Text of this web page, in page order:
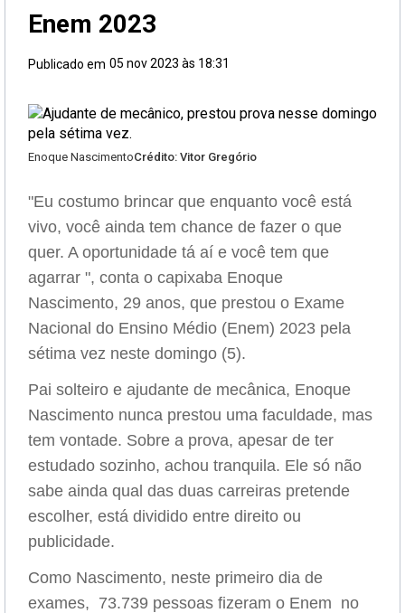
Enem 2023
Publicado em 05 nov 2023 às 18:31
Enoque NascimentoCrédito: Vitor Gregório
"Eu costumo brincar que enquanto você está
vivo, você ainda tem chance de fazer o que
quer. A oportunidade tá aí e você tem que
agarrar ", conta o capixaba Enoque
Nascimento, 29 anos, que prestou o Exame
Nacional do Ensino Médio (Enem) 2023 pela
sétima vez neste domingo (5).
Pai solteiro e ajudante de mecânica, Enoque
Nascimento nunca prestou uma faculdade, mas
tem vontade. Sobre a prova, apesar de ter
estudado sozinho, achou tranquila. Ele só não
sabe ainda qual das duas carreiras pretende
escolher, está dividido entre direito ou
publicidade.
Como Nascimento, neste primeiro dia de
exames, 73.739 pessoas fizeram o Enem no